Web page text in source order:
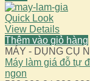
là:
Quick Look
View Details
Thêm vào giỏ hàng
MÁY - DỤNG CỤ
Máy làm giá đỗ tự
ngon